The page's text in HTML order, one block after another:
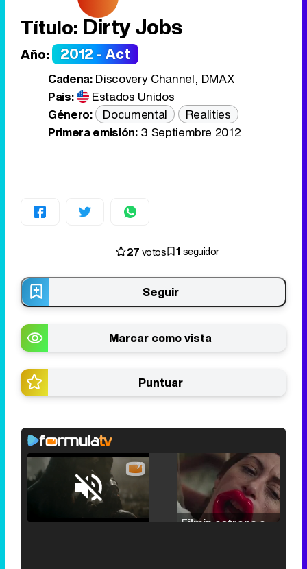
Título: Dirty Jobs
Año: 2012 - Act
Cadena:Discovery Channel, DMAX
País:
Estados Unidos
Género:
Documental
Realities
Primera emisión:3 Septiembre 2012
27votos 1 seguidor
Seguir
Marcar como vista
Puntuar
Unmute /